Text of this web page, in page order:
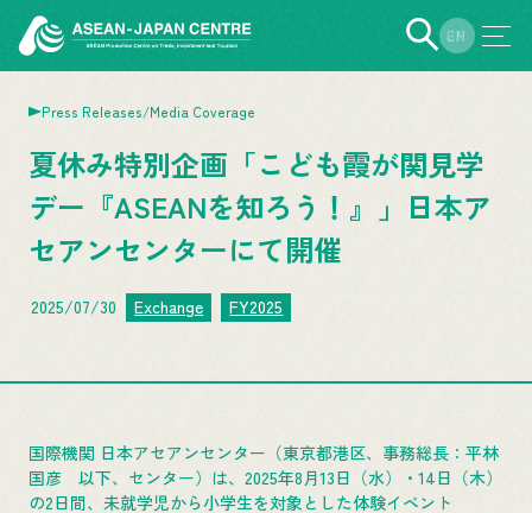
EN
JP
Press Releases/Media Coverage
夏休み特別企画「こども霞が関見学
デー『ASEANを知ろう！』」日本ア
セアンセンターにて開催
2025/07/30 Exchange FY2025
国際機関 日本アセアンセンター（東京都港区、事務総長：平林
国彦 以下、センター）は、2025年8月13日（水）・14日（木）
の2日間、未就学児から小学生を対象とした体験イベント